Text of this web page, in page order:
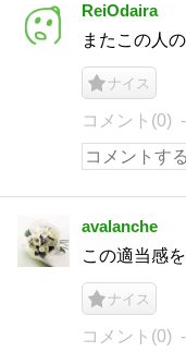
ReiOdaira
またこの人
ナイス
コメント(0)
avalanche
この適当感
ナイス
コメント(0)